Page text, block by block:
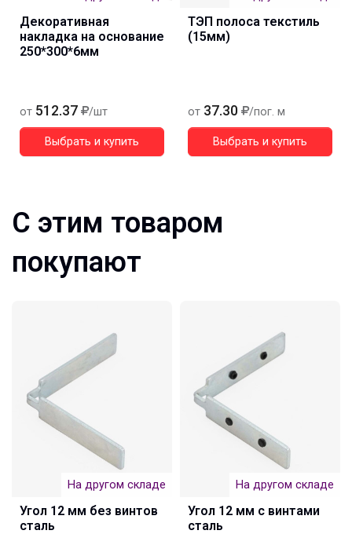
Декоративная
накладка на основание
250*300*6мм
от 512.37 /шт
Выбрать и купить
ТЭП полоса текстиль
(15мм)
от 37.30 /пог. м
Выбрать и купить
С этим товаром
покупают
На другом складе
Угол 12 мм без винтов
сталь
На другом складе
Угол 12 мм с винтами
сталь